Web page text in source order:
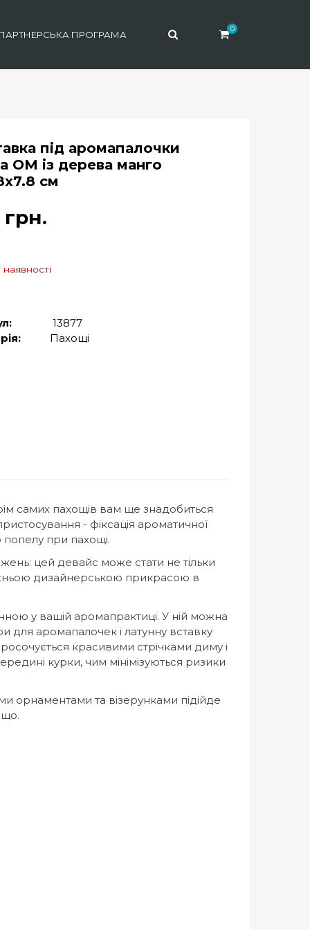
0
ПРОГРАМА
під аромапалочки
ОМ із дерева манго
см
грн.
13877
Пахощі
самих пахощів вам ще знадобиться
- фіксація ароматичної
попелу при пахощі.
цей девайс може стати не тільки
дизайнерською прикрасою в
у вашій аромапрактиці. У ній можна
для аромапалочек і латунну вставку
красивими стрічками диму і
курки, чим мінімізуються ризики
орнаментами та візерунками підійде